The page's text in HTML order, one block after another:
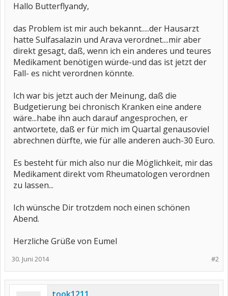
Hallo Butterflyandy,
das Problem ist mir auch bekannt.....der Hausarzt
hatte Sulfasalazin und Arava verordnet....mir aber
direkt gesagt, daß, wenn ich ein anderes und teures
Medikament benötigen würde-und das ist jetzt der
Fall- es nicht verordnen könnte.
Ich war bis jetzt auch der Meinung, daß die
Budgetierung bei chronisch Kranken eine andere
wäre...habe ihn auch darauf angesprochen, er
antwortete, daß er für mich im Quartal genausoviel
abrechnen dürfte, wie für alle anderen auch-30 Euro.
Es besteht für mich also nur die Möglichkeit, mir das
Medikament direkt vom Rheumatologen verordnen
zu lassen...
Ich wünsche Dir trotzdem noch einen schönen
Abend.
Herzliche Grüße von Eumel
#2
30. Juni 2014